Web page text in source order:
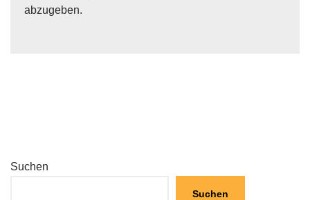
abzugeben.
Suchen
Suchen